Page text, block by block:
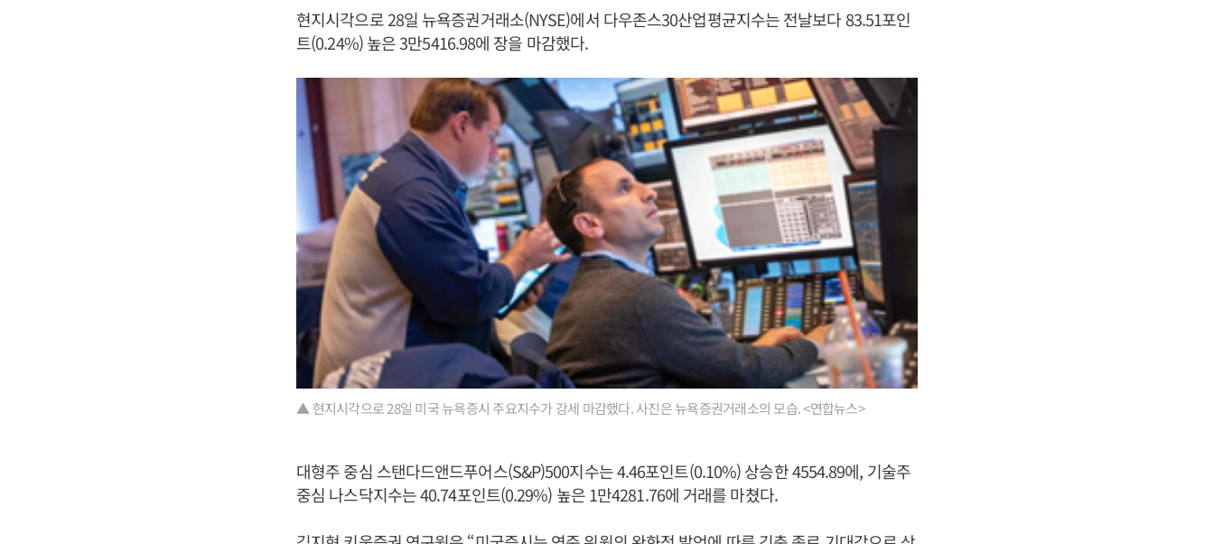
현지시각으로 28일 뉴욕증권거래소(NYSE)에서 다우존스30산업평균지수는 전날보다 83.51포인
트(0.24%) 높은 3만5416.98에 장을 마감했다.
▲ 현지시각으로 28일 미국 뉴욕증시 주요지수가 강세 마감했다. 사진은 뉴욕증권거래소의 모습. <연합뉴스>
대형주 중심 스탠다드앤드푸어스(S&P)500지수는 4.46포인트(0.10%) 상승한 4554.89에, 기술주
중심 나스닥지수는 40.74포인트(0.29%) 높은 1만4281.76에 거래를 마쳤다.